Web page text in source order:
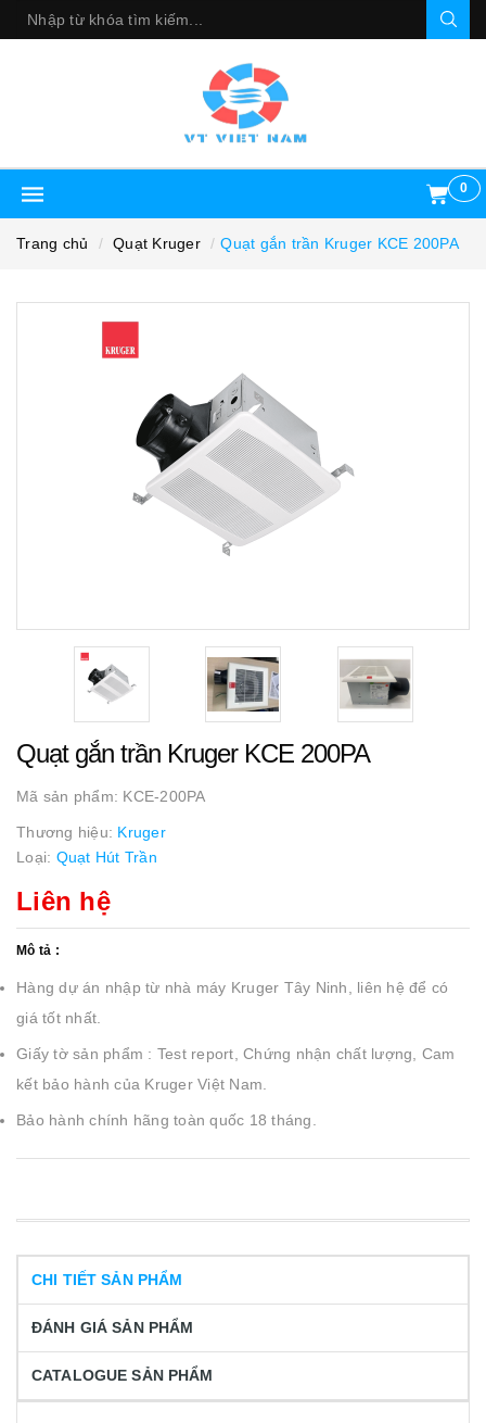
0
Trang chủ Quạt Kruger Quạt gắn trần Kruger KCE 200PA
Quạt gắn trần Kruger KCE 200PA
Mã sản phẩm: KCE-200PA
Thương hiệu: Kruger
Loại: Quạt Hút Trần
Liên hệ
Mô tả :
Hàng dự án nhập từ nhà máy Kruger Tây Ninh, liên hệ để có
giá tốt nhất.
Giấy tờ sản phẩm : Test report, Chứng nhận chất lượng, Cam
kết bảo hành của Kruger Việt Nam.
Bảo hành chính hãng toàn quốc 18 tháng.
CHI TIẾT SẢN PHẨM
ĐÁNH GIÁ SẢN PHẨM
CATALOGUE SẢN PHẨM